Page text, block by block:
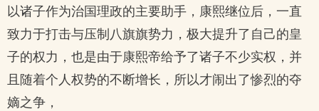
以诸子作为治国理政的主要助手，康熙继位后，一直
致力于打击与压制八旗旗势力，极大提升了自己的皇
子的权力，也是由于康熙帝给予了诸子不少实权，并
且随着个人权势的不断增长，所以才闹出了惨烈的夺
嫡之争，